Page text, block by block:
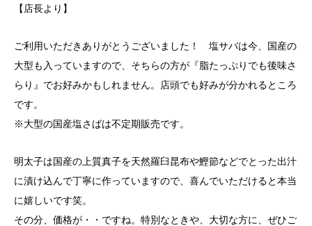
【店長より】
ご利用いただきありがとうございました！ 塩サバは今、国産の
大型も入っていますので、そちらの方が『脂たっぷりでも後味さ
らり』でお好みかもしれません。店頭でも好みが分かれるところ
です。
※大型の国産塩さばは不定期販売です。
明太子は国産の上質真子を天然羅臼昆布や鰹節などでとった出汁
に漬け込んで丁寧に作っていますので、喜んでいただけると本当
に嬉しいです笑。
その分、価格が・・ですね。特別なときや、大切な方に、ぜひご